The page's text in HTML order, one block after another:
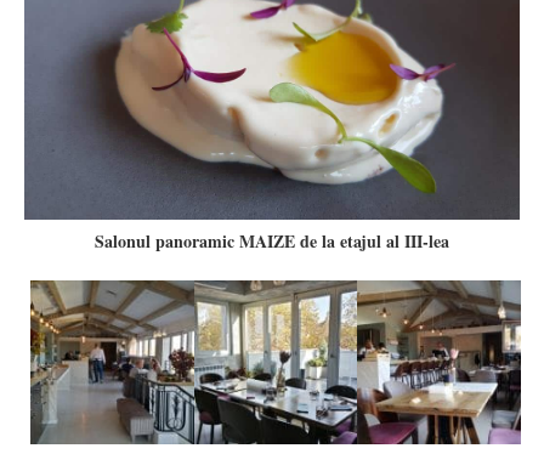
Salonul panoramic MAIZE de la etajul al III-lea